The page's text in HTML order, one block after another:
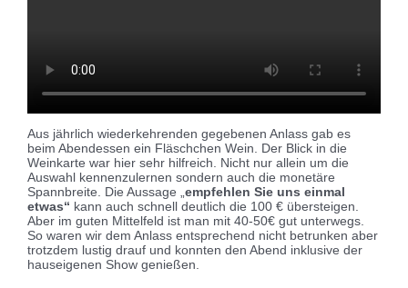
Aus jährlich wiederkehrenden gegebenen Anlass gab es
beim Abendessen ein Fläschchen Wein. Der Blick in die
Weinkarte war hier sehr hilfreich. Nicht nur allein um die
Auswahl kennenzulernen sondern auch die monetäre
Spannbreite. Die Aussage „ empfehlen Sie uns einmal
etwas“ kann auch schnell deutlich die 100 € übersteigen.
Aber im guten Mittelfeld ist man mit 40-50€ gut unterwegs.
So waren wir dem Anlass entsprechend nicht betrunken aber
trotzdem lustig drauf und konnten den Abend inklusive der
hauseigenen Show genießen.